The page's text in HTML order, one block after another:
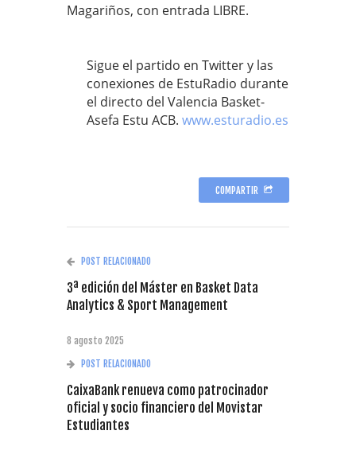
Magariños, con entrada LIBRE.
Sigue el partido en Twitter y las
conexiones de EstuRadio durante
el directo del Valencia Basket-
Asefa Estu ACB. www.esturadio.es
COMPARTIR
POST RELACIONADO
3ª edición del Máster en Basket Data
Analytics & Sport Management
8 agosto 2025
POST RELACIONADO
CaixaBank renueva como patrocinador
oficial y socio financiero del Movistar
Estudiantes